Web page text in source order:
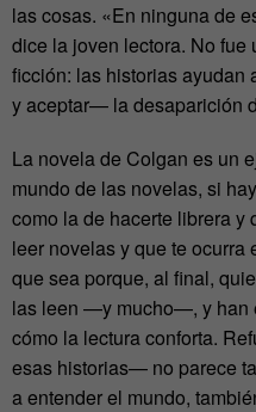
las cosas. «En ninguna de
dice la joven lectora. No fue
ficción: las historias
y aceptar— la desaparición
La novela de Colgan es un
mundo de las novelas, si
como la de hacerte librera y
leer novelas y que te ocurra
que sea porque, al final,
las leen —y mucho—, y han
cómo la lectura conforta.
esas historias— no parece
a entender el mundo,